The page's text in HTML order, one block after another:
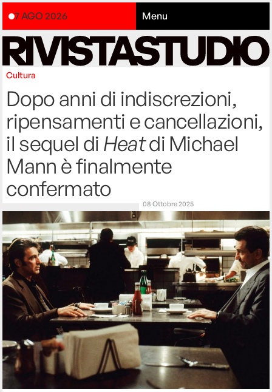
7 AGO 2026 Menu
Cultura
Dopo anni di indiscrezioni,
ripensamenti e cancellazioni,
il sequel di Heatdi Michael
Mann è finalmente
confermato
08 Ottobre 2025